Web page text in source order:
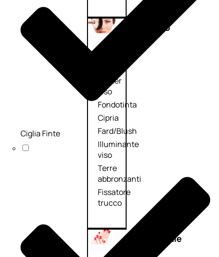
Viso
Primer
viso
Fondotinta
Cipria
Fard/Blush
Illuminante
viso
Terre
abbronzanti
Fissatore
trucco
Unghie
Ciglia Finte